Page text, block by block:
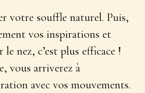
votre souffle naturel. Puis,
vos inspirations et
nez, c’est plus efficace !
vous arriverez à
avec vos mouvements.